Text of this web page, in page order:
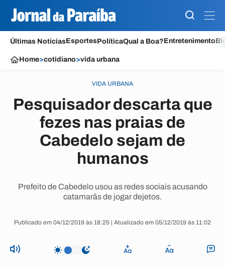
Últimas NotíciasEsportesPolíticaQual a Boa?Entretenimento
Home>cotidiano>vida urbana
VIDA URBANA
Pesquisador descarta que
fezes nas praias de
Cabedelo sejam de
humanos
Prefeito de Cabedelo usou as redes sociais acusando
catamarãs de jogar dejetos.
Publicado em 04/12/2019 às 18:25 | Atualizado em 05/12/2019 às 11:02